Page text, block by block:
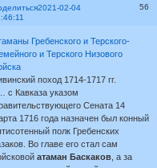
56
2021-02-04
Гребенского и Терского-
и Терского Низового
поход 1714-1717 гг.
с Кавказа указом
Сената 14
1716 года назначен был конный
полк Гребенских
Во главе его стал сам
атаман Баскаков , а за